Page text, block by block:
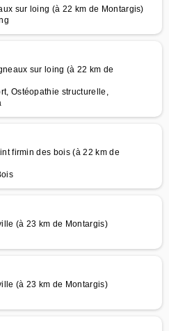
sur loing (à 22 km de Montargis)
sur loing (à 22 km de
Ostéopathie structurelle,
firmin des bois (à 22 km de
(à 23 km de Montargis)
(à 23 km de Montargis)